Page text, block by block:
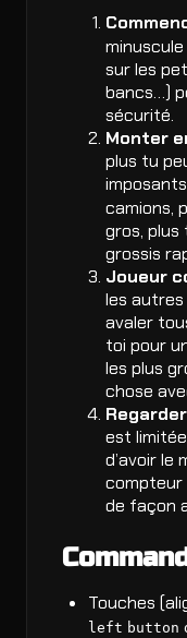
sur les
bancs…)
sécurité.
Monter
plus tu
camions,
gros,
grossis
Joueur
les autres
avaler
toi pour
les plus
chose
est
d’avoir le
compteur
de façon
Touches
left button